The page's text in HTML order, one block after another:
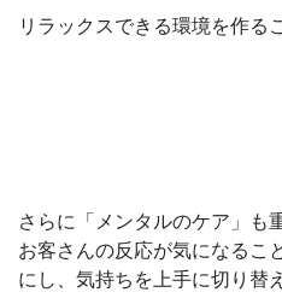
リラックスできる環境を作る
さらに「メンタルのケア」も
お客さんの反応が気になるこ
にし、気持ちを上手に切り替